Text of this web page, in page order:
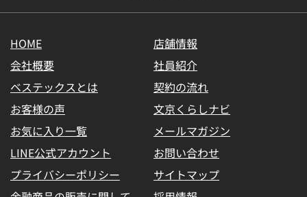
HOME
店舗情報
会社概要
社員紹介
ベステックスとは
契約の流れ
お客様の声
文京くらしナビ
お気に入り一覧
メールマガジン
LINE公式アカウント
お問い合わせ
プライバシーポリシー
サイトマップ